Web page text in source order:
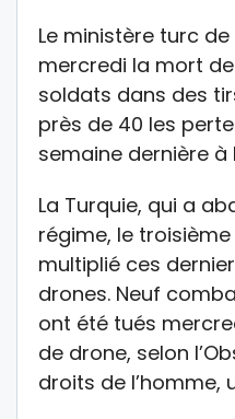
Le ministère turc
mercredi la mort
soldats dans des
près de 40 les
semaine dernière à
La Turquie, qui a
régime, le
multiplié ces
drones. Neuf
ont été tués
de drone, selon
droits de l’homme,